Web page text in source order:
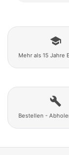
school
Mehr als 15 Jahre
build
Bestellen -